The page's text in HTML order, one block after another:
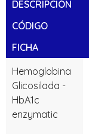
DESCRIPCIÓN
CÓDIGO
FICHA
Hemoglobina
Glicosilada -
HbA1c
enzymatic